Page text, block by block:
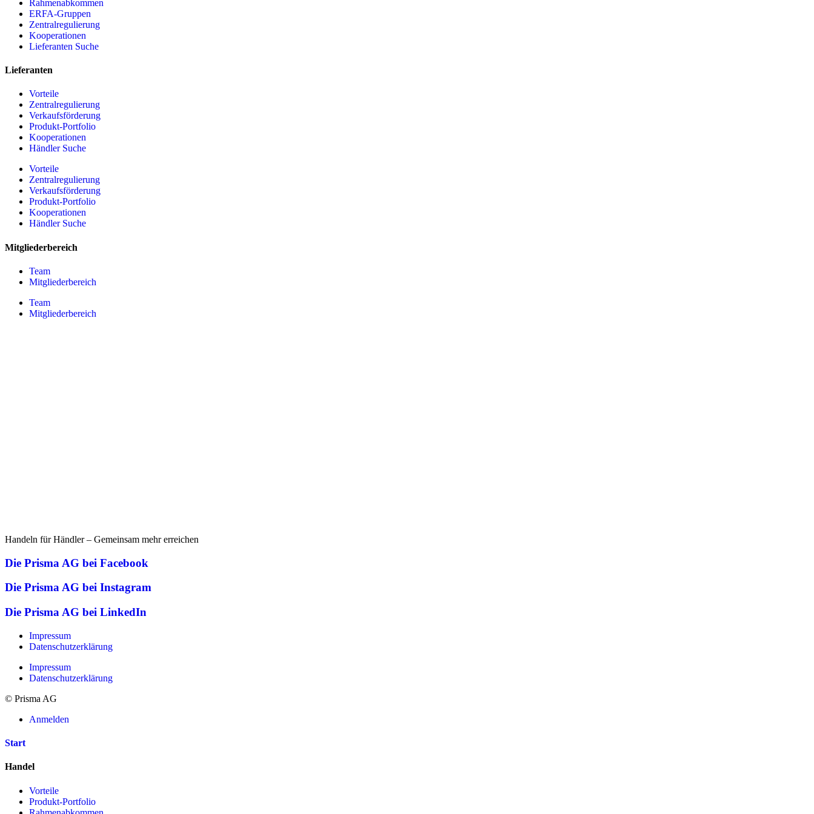
Rahmenabkommen
ERFA-Gruppen
Zentralregulierung
Kooperationen
Lieferanten Suche
Lieferanten
Vorteile
Zentralregulierung
Verkaufsförderung
Produkt-Portfolio
Kooperationen
Händler Suche
Vorteile
Zentralregulierung
Verkaufsförderung
Produkt-Portfolio
Kooperationen
Händler Suche
Mitgliederbereich
Team
Mitgliederbereich
Team
Mitgliederbereich
Handeln für Händler – Gemeinsam mehr erreichen
Die Prisma AG bei Facebook
Die Prisma AG bei Instagram
Die Prisma AG bei LinkedIn
Impressum
Datenschutzerklärung
Impressum
Datenschutzerklärung
© Prisma AG
Anmelden
Start
Handel
Vorteile
Produkt-Portfolio